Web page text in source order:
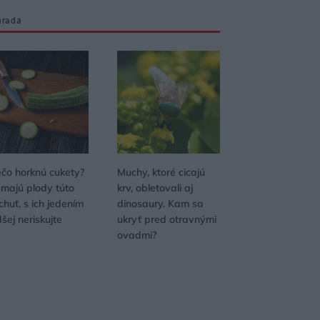
horknú cukety?
plody túto
s ich jedením
neriskujte
Muchy, ktoré cicajú
krv, obletovali aj
dinosaury. Kam sa
ukryť pred otravnými
ovadmi?